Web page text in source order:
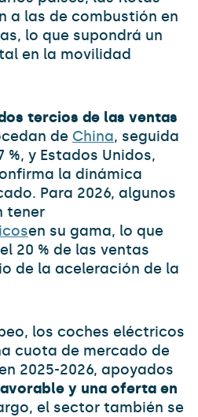
a las de combustión en
lo que supondrá un
en la movilidad
tercios de las ventas
de China, seguida
%, y Estados Unidos,
la dinámica
Para 2026, algunos
tener
en su gama, lo que
20 % de las ventas
de la aceleración de la
los coches eléctricos
cuota de mercado de
2025-2026, apoyados
y una oferta en
el sector también se